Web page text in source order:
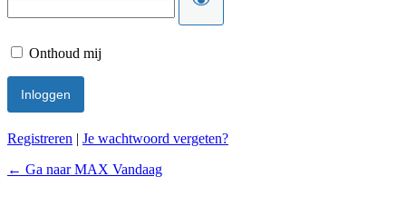
Onthoud mij
Registreren | Je wachtwoord vergeten?
← Ga naar MAX Vandaag